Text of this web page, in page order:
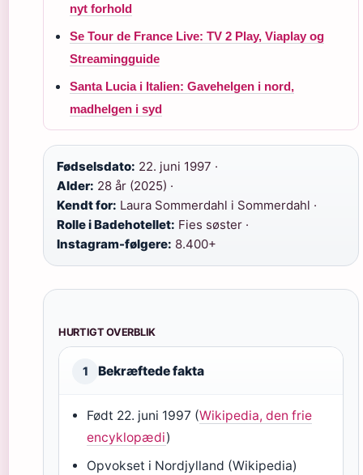
nyt forhold
Se Tour de France Live: TV 2 Play, Viaplay og
Streamingguide
Santa Lucia i Italien: Gavehelgen i nord,
madhelgen i syd
Fødselsdato: 22. juni 1997 ·
Alder: 28 år (2025) ·
Kendt for: Laura Sommerdahl i Sommerdahl ·
Rolle i Badehotellet: Fies søster ·
Instagram-følgere: 8.400+
HURTIGT OVERBLIK
1 Bekræftede fakta
Født 22. juni 1997 (Wikipedia, den frie
encyklopædi)
Opvokset i Nordjylland (Wikipedia)